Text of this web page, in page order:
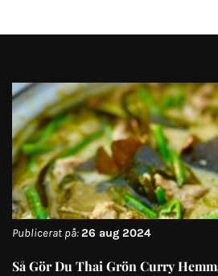
Publicerat på:26 aug 2024
Så Gör Du Thai Grön Curry